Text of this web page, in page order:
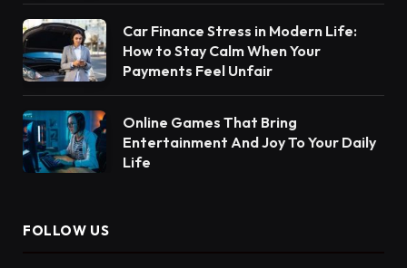
Car Finance Stress in Modern Life:
How to Stay Calm When Your
Payments Feel Unfair
Online Games That Bring
Entertainment And Joy To Your Daily
Life
FOLLOW US